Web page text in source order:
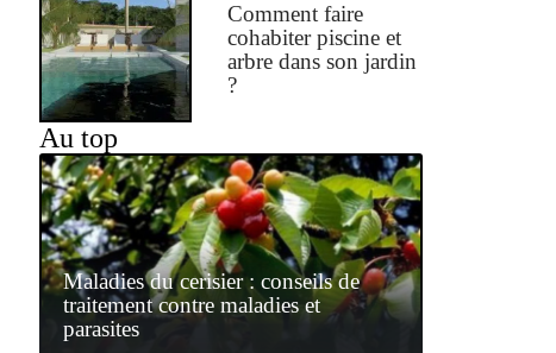
Comment faire
cohabiter piscine et
arbre dans son jardin
?
Au top
Maladies du cerisier : conseils de
traitement contre maladies et
parasites